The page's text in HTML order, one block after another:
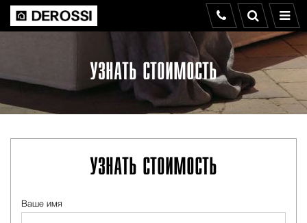
УЗНАТЬ СТОИМОСТЬ
УЗНАТЬ СТОИМОСТЬ
Ваше имя